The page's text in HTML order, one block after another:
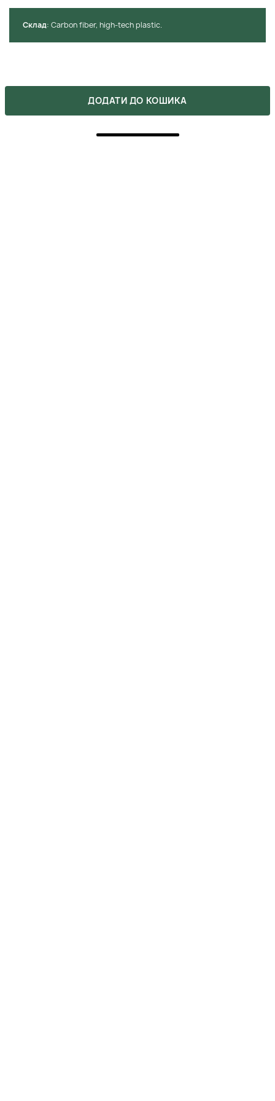
використання.
Cклад: Сarbon fiber, high-tech plastic.
ХОЧЕШ КУПИТИ ЦЕЙ ТОВАР ЗА
ЗНИЖКОЮ?
ДОДАТИ ДО КОШИКА